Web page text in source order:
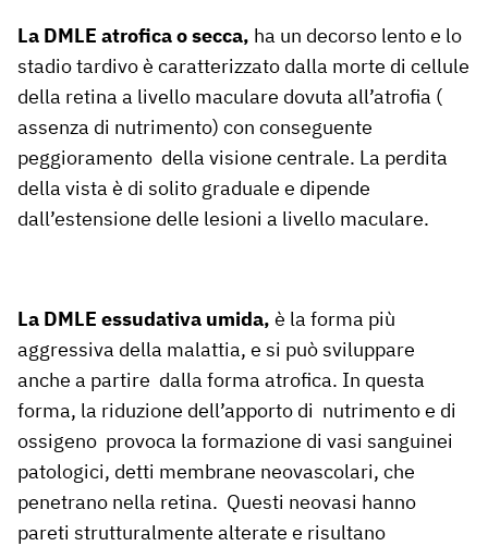
La DMLE atrofica o secca, ha un decorso lento e lo
stadio tardivo è caratterizzato dalla morte di cellule
della retina a livello maculare dovuta all’atrofia (
assenza di nutrimento) con conseguente
peggioramento della visione centrale. La perdita
della vista è di solito graduale e dipende
dall’estensione delle lesioni a livello maculare.
La DMLE essudativa umida, è la forma più
aggressiva della malattia, e si può sviluppare
anche a partire dalla forma atrofica. In questa
forma, la riduzione dell’apporto di nutrimento e di
ossigeno provoca la formazione di vasi sanguinei
patologici, detti membrane neovascolari, che
penetrano nella retina. Questi neovasi hanno
pareti strutturalmente alterate e risultano